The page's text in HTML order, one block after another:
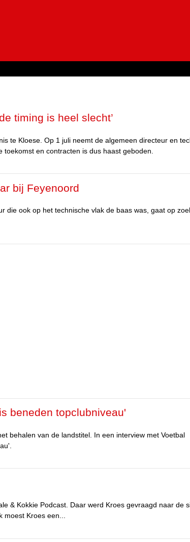
timing is heel slecht’
te Kloese. Op 1 juli neemt de algemeen directeur en
en contracten is dus haast geboden.
bij Feyenoord
die ook op het technische vlak de baas was, gaat op
beneden topclubniveau'
behalen van de landstitel. In een interview met Voetbal
& Kokkie Podcast. Daar werd Kroes gevraagd naar de
Kroes een...